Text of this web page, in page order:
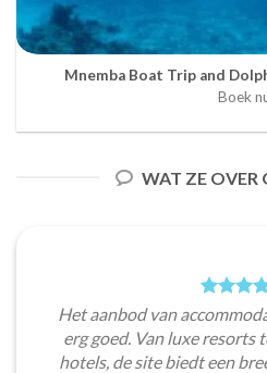
Mnemba Boat Trip and
Boek
WAT ZE OVER
Het aanbod van
erg goed. Van luxe
hotels, de site biedt een